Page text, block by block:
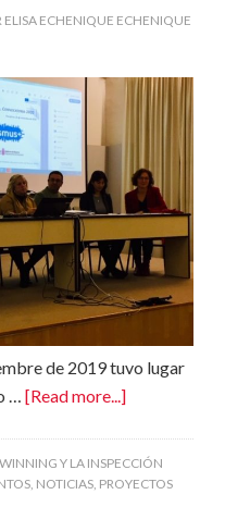
ELISA ECHENIQUE ECHENIQUE
de 2019 tuvo lugar
…[Read more...]
Y LA INSPECCIÓN
NOTICIAS PROYECTOS